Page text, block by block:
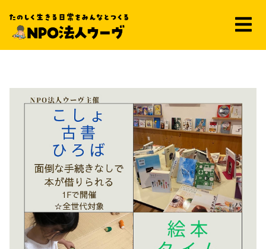
こしょ古書ひろば～5月～